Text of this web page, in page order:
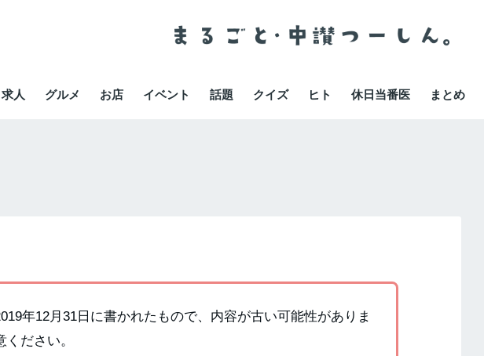
求人 グルメ お店 イベント 話題 クイズ ヒト 休日当番医 まとめ
年12月31日に書かれたもので、内容が古い可能性がありま
ださい。